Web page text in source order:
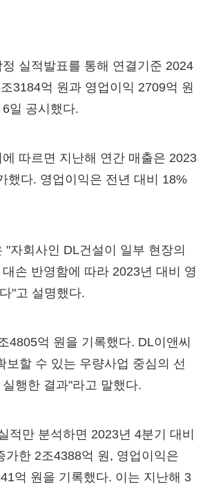
실적발표를 통해 연결기준 2024
3184억 원과 영업이익 2709억 원
일 공시했다.
따르면 지난해 연간 매출은 2023
했다. 영업이익은 전년 대비 18%
"자회사인 DL건설이 일부 현장의
손 반영함에 따라 2023년 대비 영
"고 설명했다.
4805억 원을 기록했다. DL이앤씨
보할 수 있는 우량사업 중심의 선
행한 결과"라고 말했다.
적만 분석하면 2023년 4분기 대비
가한 2조4388억 원, 영업이익은
억 원을 기록했다. 이는 지난해 3